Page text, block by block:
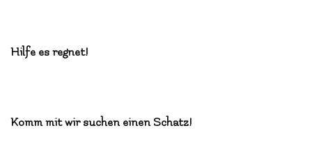
Hilfe es regnet!
Komm mit wir suchen einen Schatz!